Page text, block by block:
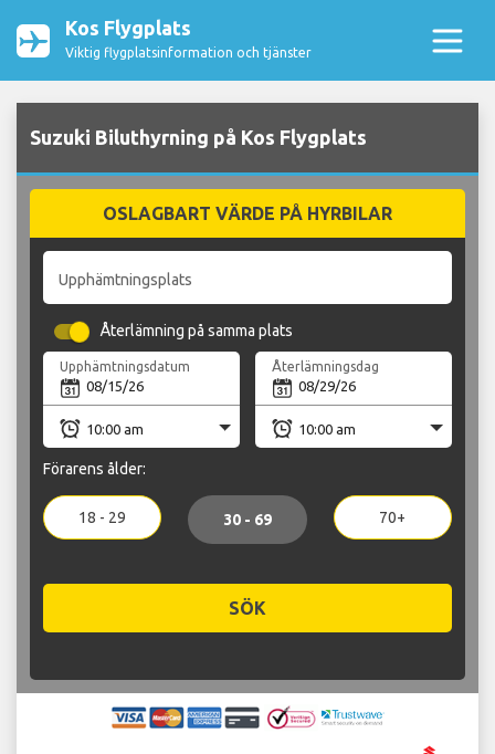
Kos Flygplats
Viktig flygplatsinformation och tjänster
Suzuki Biluthyrning på Kos Flygplats
OSLAGBART VÄRDE PÅ HYRBILAR
Upphämtningsplats
Återlämning på samma plats
Upphämtningsdatum Återlämningsdag
Förarens ålder:
18 - 29 30 - 69 70+
SÖK